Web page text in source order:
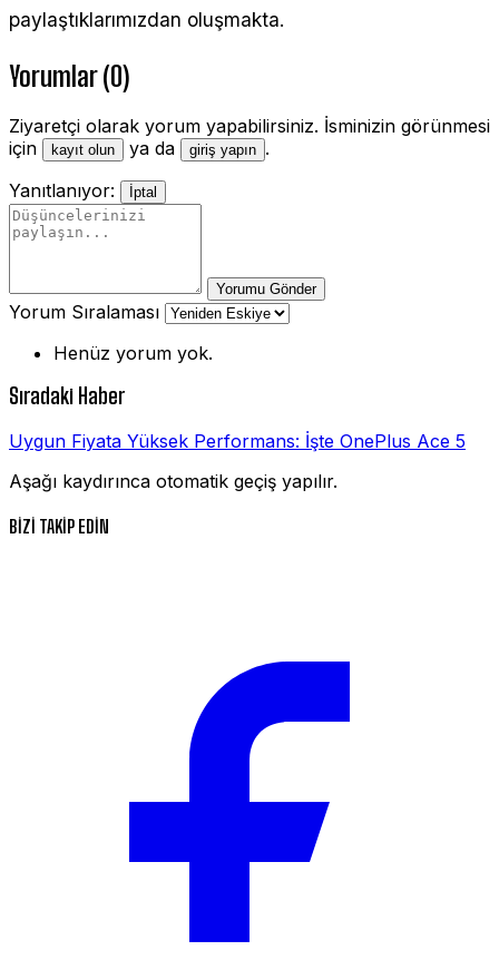
paylaştıklarımızdan oluşmakta.
Yorumlar (0)
Ziyaretçi olarak yorum yapabilirsiniz. İsminizin görünmesi
için
kayıt olun ya da giriş yapın .
Yanıtlanıyor:
İptal
Yorumu Gönder
Yorum Sıralaması
Henüz yorum yok.
Sıradaki Haber
Uygun Fiyata Yüksek Performans: İşte OnePlus Ace 5
Aşağı kaydırınca otomatik geçiş yapılır.
BİZİ TAKİP EDİN